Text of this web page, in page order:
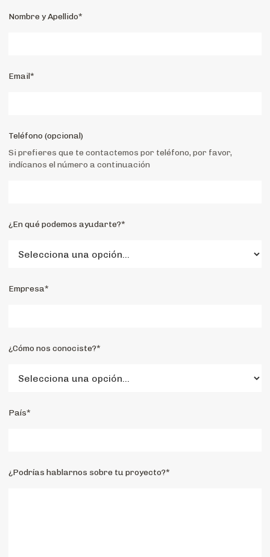
Nombre y Apellido*
Email*
Teléfono (opcional)
Si prefieres que te contactemos por teléfono, por favor,
indícanos el número a continuación
¿En qué podemos ayudarte?*
Empresa*
¿Cómo nos conociste?*
País*
¿Podrías hablarnos sobre tu proyecto?*